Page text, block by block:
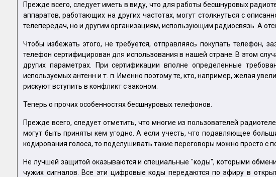
Прежде всего, следует иметь в виду, что для работы бесшнуровых
аппаратов, работающих на других частотах, могут столкнуться с
телепередач, но и другим организациям, использующим радиосвязь. А
Чтобы избежать этого, не требуется, отправляясь покупать телефон,
телефон сертифицирован для использования в нашей стране. В этом
других параметрах. При сертификации вполне определенные
используемых антенн и т. п. Именно поэтому те, кто, например, желая
рискуют вступить в конфликт с законом.
Теперь о прочих особенностях бесшнуровых телефонов.
Прежде всего, следует отметить, что многие из пользователей
могут быть приняты кем угодно. А если учесть, что подавляющее
кодирования голоса, то подслушивать такие переговоры можно просто с
Не лучшей защитой оказываются и специальные "коды", которыми
чужих сигналов. Все эти цифровые коды передаются по эфиру в